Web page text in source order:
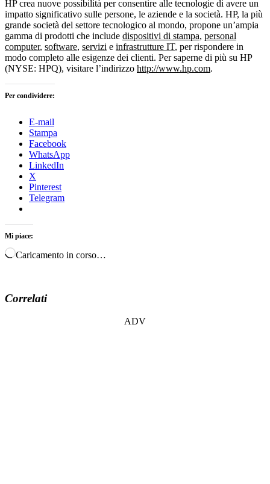
HP crea nuove possibilità per consentire alle tecnologie di avere un
impatto significativo sulle persone, le aziende e la società. HP, la più
grande società del settore tecnologico al mondo, propone un’ampia
gamma di prodotti che include dispositivi di stampa, personal
computer, software, servizi e infrastrutture IT, per rispondere in
modo completo alle esigenze dei clienti. Per saperne di più su HP
(NYSE: HPQ), visitare l’indirizzo http://www.hp.com.
Per condividere:
E-mail
Stampa
Facebook
WhatsApp
LinkedIn
X
Pinterest
Telegram
Mi piace:
Caricamento in corso…
Correlati
ADV